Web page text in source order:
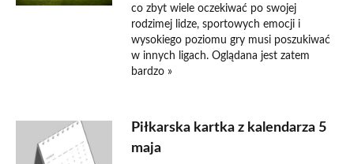
co zbyt wiele oczekiwać po swojej
rodzimej lidze, sportowych emocji i
wysokiego poziomu gry musi poszukiwać
w innych ligach. Oglądana jest zatem
bardzo »
Piłkarska kartka z kalendarza 5
maja